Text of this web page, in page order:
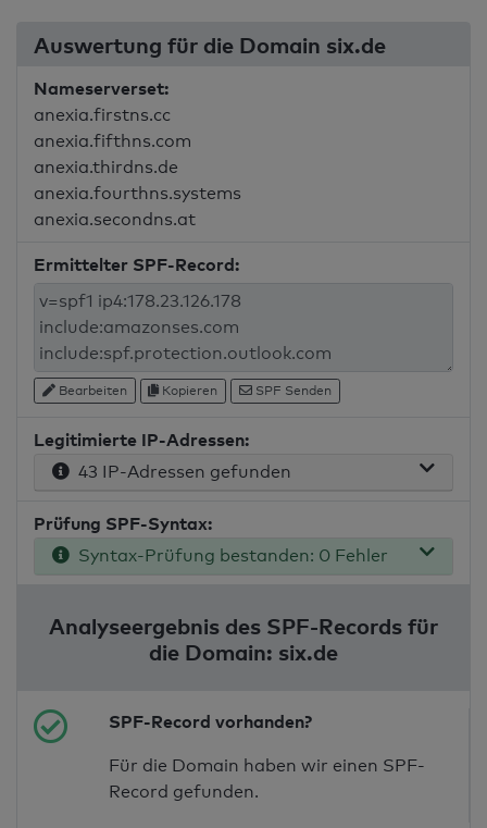
Auswertung für die Domain six.de
Nameserverset:
anexia.firstns.cc
anexia.fifthns.com
anexia.thirdns.de
anexia.fourthns.systems
anexia.secondns.at
Ermittelter SPF-Record:
Bearbeiten Kopieren SPF Senden
Legitimierte IP-Adressen:
43 IP-Adressen gefunden
Prüfung SPF-Syntax:
Syntax-Prüfung bestanden: 0 Fehler
Analyseergebnis des SPF-Records für
die Domain: six.de
SPF-Record vorhanden?
Für die Domain haben wir einen SPF-
Record gefunden.